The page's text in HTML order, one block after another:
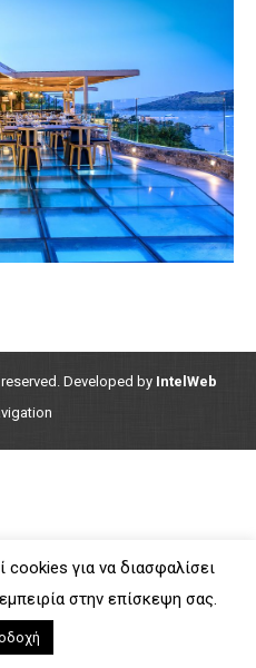
Developed by IntelWeb
cookies για να διασφαλίσει
στην επίσκεψη σας.